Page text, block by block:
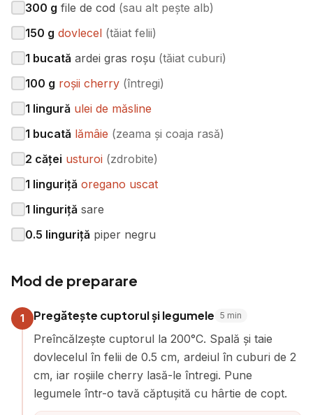
300 g file de cod (sau alt pește alb)
150 g dovlecel (tăiat felii)
1 bucată ardei gras roșu (tăiat cuburi)
100 g roșii cherry (întregi)
1 lingură ulei de măsline
1 bucată lămâie (zeama și coaja rasă)
2 căței usturoi (zdrobite)
1 linguriță oregano uscat
1 linguriță sare
0.5 linguriță piper negru
Mod de preparare
1 Pregătește cuptorul și legumele 5 min
Preîncălzește cuptorul la 200°C. Spală și taie
dovlecelul în felii de 0.5 cm, ardeiul în cuburi de 2
cm, iar roșiile cherry lasă-le întregi. Pune
legumele într-o tavă căptușită cu hârtie de copt.